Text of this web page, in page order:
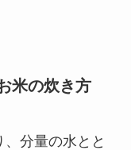
米の炊き方
分量の水とと